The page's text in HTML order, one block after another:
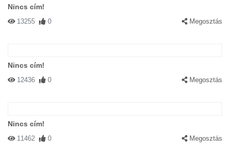
Nincs cím!
13255 0 Megosztás
Nincs cím!
12436 0 Megosztás
Nincs cím!
11462 0 Megosztás